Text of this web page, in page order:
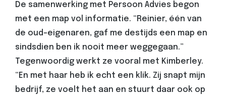
De samenwerking met Persoon Advies begon
met een map vol informatie. “Reinier, één van
de oud-eigenaren, gaf me destijds een map en
sindsdien ben ik nooit meer weggegaan.”
Tegenwoordig werkt ze vooral met Kimberley.
“En met haar heb ik echt een klik. Zij snapt mijn
bedrijf, ze voelt het aan en stuurt daar ook op